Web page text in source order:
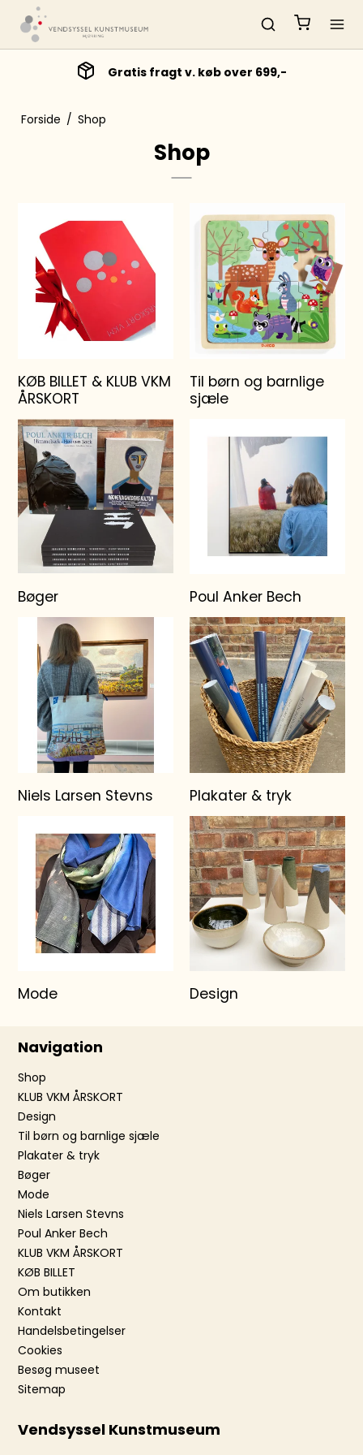
Gratis fragt v. køb over 699,-
Forside / Shop
Shop
KØB BILLET & KLUB VKM
ÅRSKORT
Til børn og barnlige
sjæle
Bøger Poul Anker Bech
Niels Larsen Stevns Plakater & tryk
Mode Design
Navigation
Shop
KLUB VKM ÅRSKORT
Design
Til børn og barnlige sjæle
Plakater & tryk
Bøger
Mode
Niels Larsen Stevns
Poul Anker Bech
KLUB VKM ÅRSKORT
KØB BILLET
Om butikken
Kontakt
Handelsbetingelser
Cookies
Besøg museet
Sitemap
Vendsyssel Kunstmuseum